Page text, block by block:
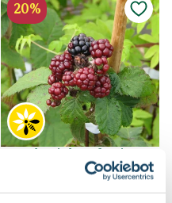
20%
Björnbär 'Thornfree'
Rubus (Björnbär-Gruppen)
Ord. pris249:-